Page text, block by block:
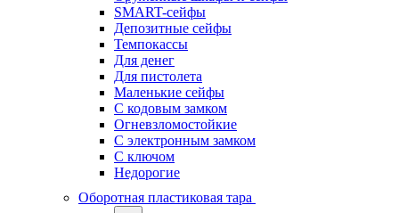
SMART-сейфы
Депозитные сейфы
Темпокассы
Для денег
Для пистолета
Маленькие сейфы
С кодовым замком
Огневзломостойкие
С электронным замком
С ключом
Недорогие
Оборотная пластиковая тара